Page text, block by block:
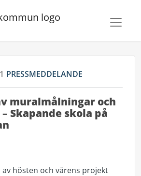
PRESSMEDDELANDE
muralmålningar och
Skapande skola på
av hösten och vårens projekt